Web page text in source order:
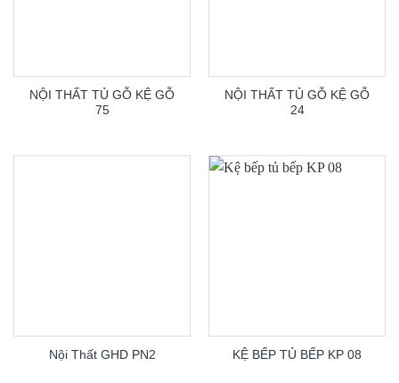
NỘI THẤT TỦ GỖ KỆ GỖ
75
NỘI THẤT TỦ GỖ KỆ GỖ
24
Nội Thất GHD PN2 KỆ BẾP TỦ BẾP KP 08